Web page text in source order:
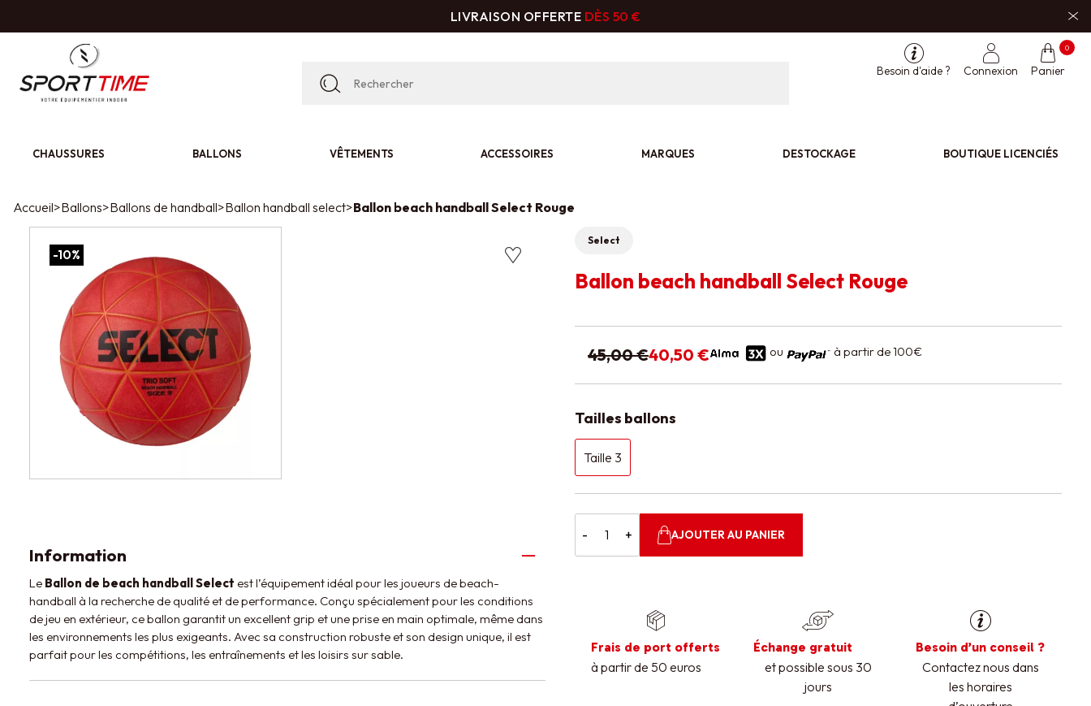
LIVRAISON OFFERTE DÈS 50 €
CHAUSSURES BALLONS VÊTEMENTS ACCESSOIRES MARQUES DESTOCKAGE BOUTIQUE LICENCIÉS
Besoin d'aide ? Connexion Panier
0
Accueil>Ballons>Ballons de handball>Ballon handball select>Ballon beach handball Select Rouge
Select
Ballon beach handball Select Rouge
Tailles ballons
Taille 3
45,00 €40,50 € ou à partir de 100€
- + AJOUTER AU PANIER
Frais de port offerts
à partir de 50 euros
Échange gratuit
et possible sous 30
jours
Besoin d’un conseil ?
Contactez nous dans
les horaires
-10%
Information
Le Ballon de beach handball Select est l’équipement idéal pour les joueurs de beach-
handball à la recherche de qualité et de performance. Conçu spécialement pour les conditions
de jeu en extérieur, ce ballon garantit un excellent grip et une prise en main optimale, même dans
les environnements les plus exigeants. Avec sa construction robuste et son design unique, il est
parfait pour les compétitions, les entraînements et les loisirs sur sable.